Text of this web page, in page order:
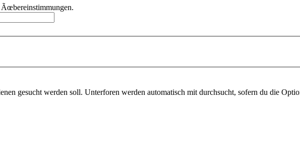
gesucht werden soll. Unterforen werden automatisch mit durchsucht, sofern du die